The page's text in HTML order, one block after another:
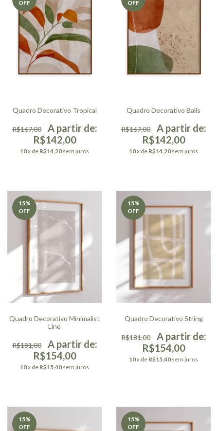
OFF
Quadro Decorativo Tropical
R$167,00
R$142,00
10x de R$14,20 sem juros
OFF
Quadro Decorativo Balls
R$167,00
R$142,00
10x de R$14,20 sem juros
15%
OFF
Quadro Decorativo Minimalist
Line
R$181,00
R$154,00
10x de R$15,40 sem juros
15%
OFF
Quadro Decorativo String
R$181,00
R$154,00
10x de R$15,40 sem juros
15%
OFF
15%
OFF